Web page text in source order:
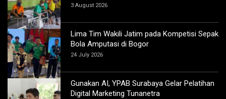
3 August 2026
Lima Tim Wakili Jatim pada Kompetisi Sepak
Bola Amputasi di Bogor
24 July 2026
Gunakan AI, YPAB Surabaya Gelar Pelatihan
Digital Marketing Tunanetra